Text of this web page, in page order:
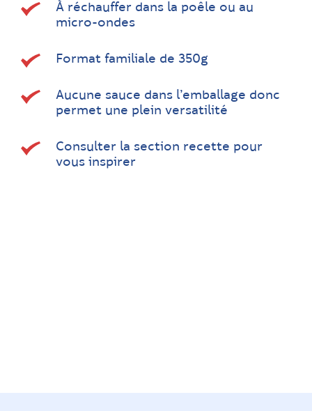
À réchauffer dans la poêle ou au
micro-ondes
Format familiale de 350g
Aucune sauce dans l’emballage donc
permet une plein versatilité
Consulter la section recette pour
vous inspirer